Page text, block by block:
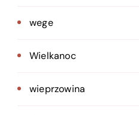
wege
Wielkanoc
wieprzowina